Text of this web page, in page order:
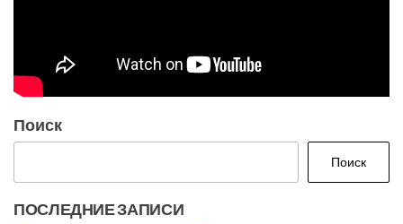
Поиск
Поиск
ПОСЛЕДНИЕ ЗАПИСИ